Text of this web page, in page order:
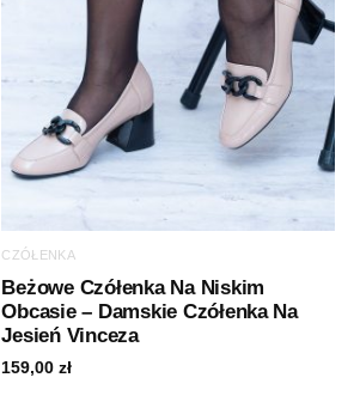
CZÓŁENKA
Beżowe Czółenka Na Niskim
Obcasie – Damskie Czółenka Na
Jesień Vinceza
159,00zł